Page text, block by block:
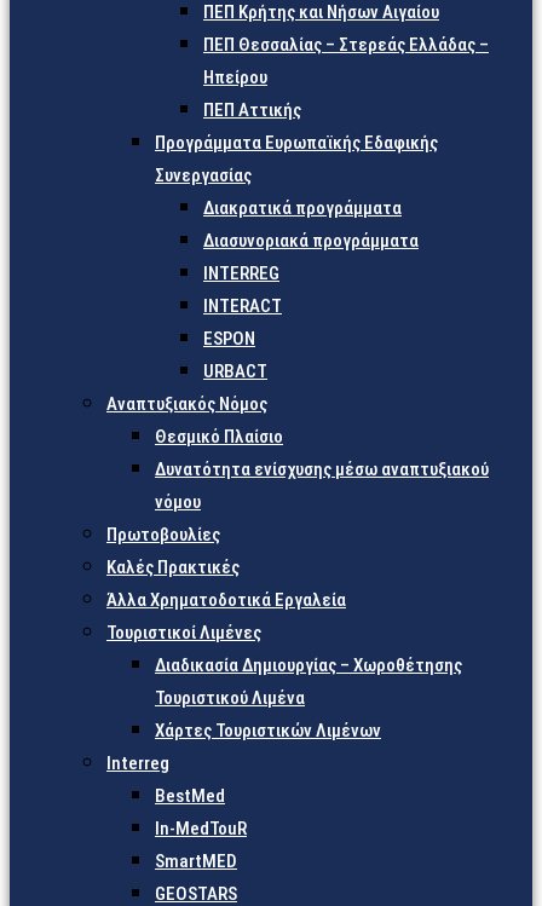
ΠΕΠ Κρήτης και Νήσων Αιγαίου
ΠΕΠ Θεσσαλίας – Στερεάς Ελλάδας –
Ηπείρου
ΠΕΠ Αττικής
Προγράμματα Ευρωπαϊκής Εδαφικής
Συνεργασίας
Διακρατικά προγράμματα
Διασυνοριακά προγράμματα
INTERREG
INTERACT
ESPON
URBACT
Αναπτυξιακός Νόμος
Θεσμικό Πλαίσιο
Δυνατότητα ενίσχυσης μέσω αναπτυξιακού
νόμου
Πρωτοβουλίες
Καλές Πρακτικές
Άλλα Χρηματοδοτικά Εργαλεία
Τουριστικοί Λιμένες
Διαδικασία Δημιουργίας – Χωροθέτησης
Τουριστικού Λιμένα
Χάρτες Τουριστικών Λιμένων
Interreg
BestMed
In-MedTouR
SmartMED
GEOSTARS